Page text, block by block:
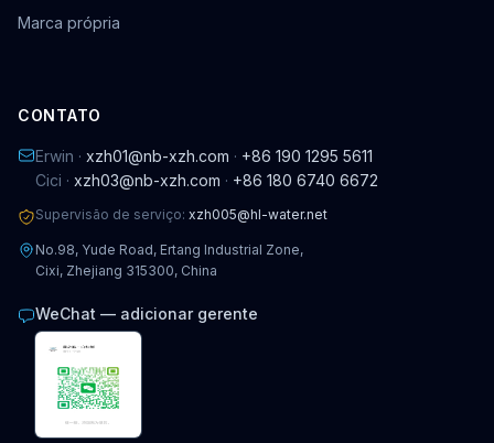
Marca própria
CONTATO
Erwin · xzh01@nb-xzh.com · +86 190 1295 5611
Cici · xzh03@nb-xzh.com · +86 180 6740 6672
Supervisão de serviço: xzh005@hl-water.net
No.98, Yude Road, Ertang Industrial Zone,
Cixi, Zhejiang 315300, China
WeChat — adicionar gerente